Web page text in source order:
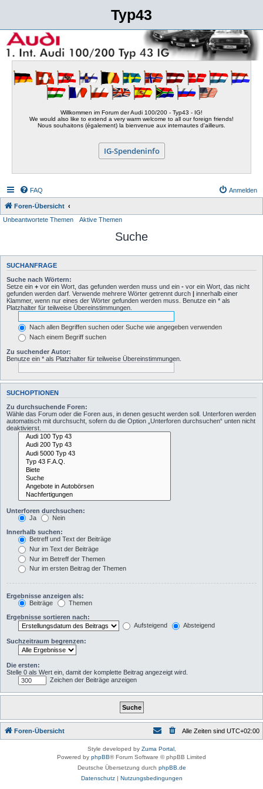
Typ43
Willkommen im Forum der Audi 100/200 - Typ43 - IG!
We would also like to extend a very warm welcome to all our foreign friends!
Nous souhaitons (également) la bienvenue aux internautes d'ailleurs.
IG-Spendeninfo
FAQ Anmelden
Foren-Übersicht
Unbeantwortete Themen
Aktive Themen
Suche
SUCHANFRAGE
Suche nach Wörtern:
Setze ein + vor ein Wort, das gefunden werden muss und ein - vor ein Wort, das nicht
gefunden werden darf. Verwende mehrere Wörter getrennt durch
innerhalb einer
Klammer, wenn nur eines der Wörter gefunden werden muss. Benutze ein * als
Platzhalter für teilweise Übereinstimmungen.
Nach allen Begriffen suchen oder Suche wie angegeben verwenden
Nach einem Begriff suchen
Zu suchender Autor:
Benutze ein * als Platzhalter für teilweise Übereinstimmungen.
SUCHOPTIONEN
Zu durchsuchende Foren:
Wähle das Forum oder die Foren aus, in denen gesucht werden soll. Unterforen werden
automatisch mit durchsucht, sofern du die Option „Unterforen durchsuchen“ unten nicht
deaktivierst.
Unterforen durchsuchen:
Ja
Nein
Innerhalb suchen:
Betreff und Text der Beiträge
Nur im Text der Beiträge
Nur im Betreff der Themen
Nur im ersten Beitrag der Themen
Ergebnisse anzeigen als:
Beiträge
Themen
Ergebnisse sortieren nach:
Aufsteigend
Absteigend
Suchzeitraum begrenzen:
Die ersten:
Stelle 0 als Wert ein, damit der komplette Beitrag angezeigt wird.
Zeichen der Beiträge anzeigen
Foren-Übersicht Alle Zeiten sind UTC+02:00
Style developed by Zuma Portal,
Powered by phpBB® Forum Software © phpBB Limited
Deutsche Übersetzung durch phpBB.de
Datenschutz| Nutzungsbedingungen